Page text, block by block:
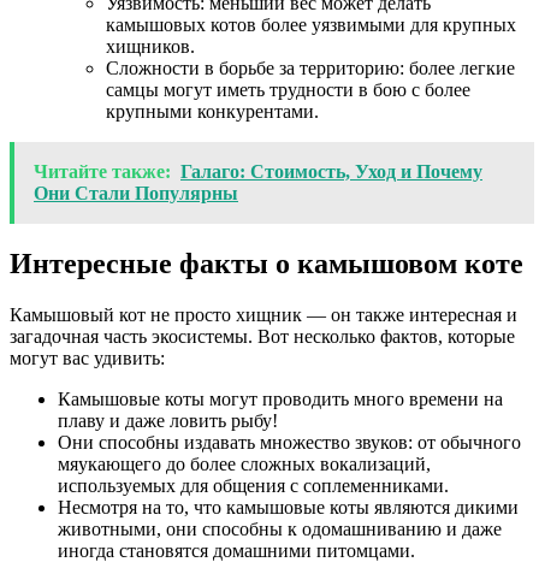
камышовых котов более уязвимыми для крупных
хищников.
Сложности в борьбе за территорию: более легкие
самцы могут иметь трудности в бою с более
крупными конкурентами.
Читайте также: Галаго: Стоимость, Уход и Почему
Они Стали Популярны
Интересные факты о камышовом коте
Камышовый кот не просто хищник — он также интересная и
загадочная часть экосистемы. Вот несколько фактов, которые
могут вас удивить:
Камышовые коты могут проводить много времени на
плаву и даже ловить рыбу!
Они способны издавать множество звуков: от обычного
мяукающего до более сложных вокализаций,
используемых для общения с соплеменниками.
Несмотря на то, что камышовые коты являются дикими
животными, они способны к одомашниванию и даже
иногда становятся домашними питомцами.